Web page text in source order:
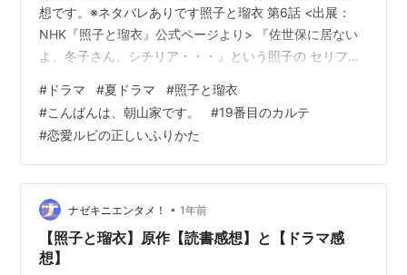
想です。※ネタバレありです照子と瑠衣 第6話 <出展：
NHK『照子と瑠衣』公式ページより> 『佐世保に居ない
よ、冬子さん、シチリア・・・』という照子の セリフあ
(^_-)-☆ つーことは、前回漁師の息子を送り出す冬子の映
像はすべて・・・ そーゆーことだったんだ。 さらにビッ
クリしたのが、照子が瑠衣を連れてここに来たこと自体
が 大きな伏線だったことです。 そして散らばっていた伏
線が集まり始めました。 娘の妊娠の報せで帰国してくる
冬子…
# ドラマ #夏ドラマ #照子と瑠衣
#こんばんは、朝山家です。 #19番目のカルテ
#恋愛ルビの正しいふりかた
ナゼキニエンタメ！ • 1年前
【照子と瑠衣】原作【読書感想】と【ドラマ感
想】